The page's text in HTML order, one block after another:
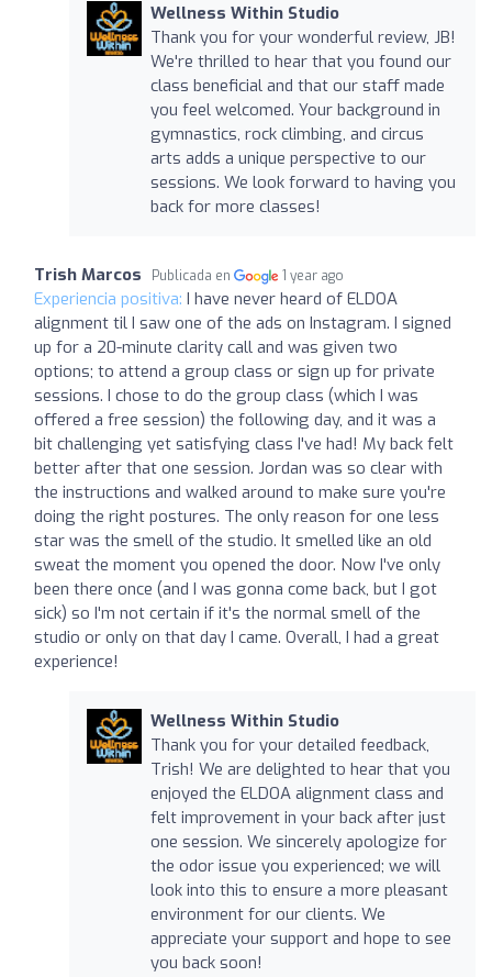
Wellness Within Studio
Thank you for your wonderful review, JB!
We're thrilled to hear that you found our
class beneficial and that our staff made
you feel welcomed. Your background in
gymnastics, rock climbing, and circus
arts adds a unique perspective to our
sessions. We look forward to having you
back for more classes!
Trish Marcos Publicada en 1 year ago
Experiencia positiva: I have never heard of ELDOA
alignment til I saw one of the ads on Instagram. I signed
up for a 20-minute clarity call and was given two
options; to attend a group class or sign up for private
sessions. I chose to do the group class (which I was
offered a free session) the following day, and it was a
bit challenging yet satisfying class I've had! My back felt
better after that one session. Jordan was so clear with
the instructions and walked around to make sure you're
doing the right postures. The only reason for one less
star was the smell of the studio. It smelled like an old
sweat the moment you opened the door. Now I've only
been there once (and I was gonna come back, but I got
sick) so I'm not certain if it's the normal smell of the
studio or only on that day I came. Overall, I had a great
experience!
Wellness Within Studio
Thank you for your detailed feedback,
Trish! We are delighted to hear that you
enjoyed the ELDOA alignment class and
felt improvement in your back after just
one session. We sincerely apologize for
the odor issue you experienced; we will
look into this to ensure a more pleasant
environment for our clients. We
appreciate your support and hope to see
you back soon!